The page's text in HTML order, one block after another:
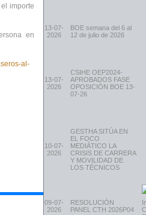
importe
en
al-
13-07-
2026
BOE semana del 6 al
12 de julio de 2026
13-07-
2026
CSIHE OEP2024-
APROBADOS FASE
OPOSICIÓN BOE 13-
07-26
10-07-
2026
GESTHA SITÚA EN
EL FOCO
MEDIÁTICO LA
CRISIS DE CARRERA
Y MOVILIDAD DE
LOS TÉCNICOS
09-07-
2026
RESOLUCIÓN
PANEL CTH 2026P04